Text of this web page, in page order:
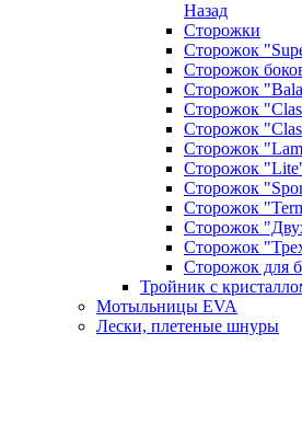
Назад
Сторожки
Сторожок
Сторожок
Сторожок
Сторожок
Сторожок
Сторожок
Сторожок
Сторожок
Сторожок
Сторожок
Сторожок
Сторожок для
Тройник с
Мотыльницы EVA
Лески, плетеные шнуры